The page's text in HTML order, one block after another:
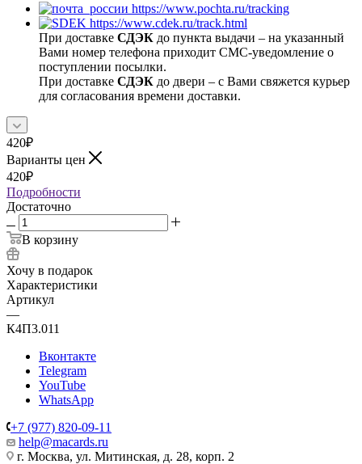
https://www.pochta.ru/tracking
https://www.cdek.ru/track.html
При доставке СДЭК до пункта выдачи – на указанный
Вами номер телефона приходит СМС-уведомление о
поступлении посылки.
При доставке СДЭК до двери – с Вами свяжется курьер
для согласования времени доставки.
420₽
Варианты цен
420₽
Подробности
Достаточно
В корзину
Хочу в подарок
Характеристики
Артикул
—
К4П3.011
Вконтакте
Telegram
YouTube
WhatsApp
+7 (977) 820-09-11
help@macards.ru
г. Москва, ул. Митинская, д. 28, корп. 2